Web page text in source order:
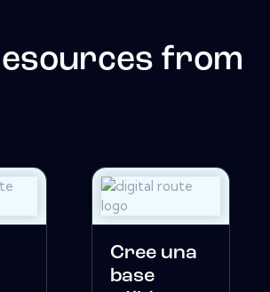
from
Cree una
base